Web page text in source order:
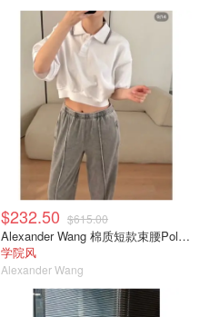
$232.50 $615.00
Alexander Wang 棉质短款束腰Polo衫
学院风
Alexander Wang